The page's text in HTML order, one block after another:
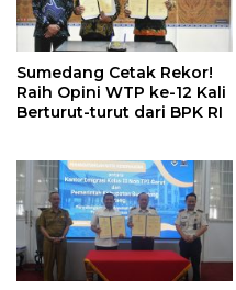
Sumedang Cetak Rekor!
Raih Opini WTP ke-12 Kali
Berturut-turut dari BPK RI